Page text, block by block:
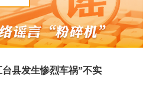
县发生惨烈车祸”不实